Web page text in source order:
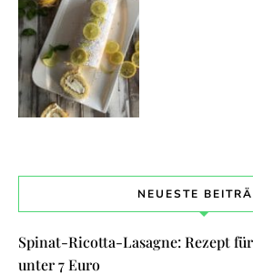
NEUESTE
Spinat-Ricotta-Lasagne: Rezept
unter 7 Euro